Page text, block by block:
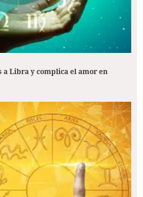
a Libra y complica el amor en